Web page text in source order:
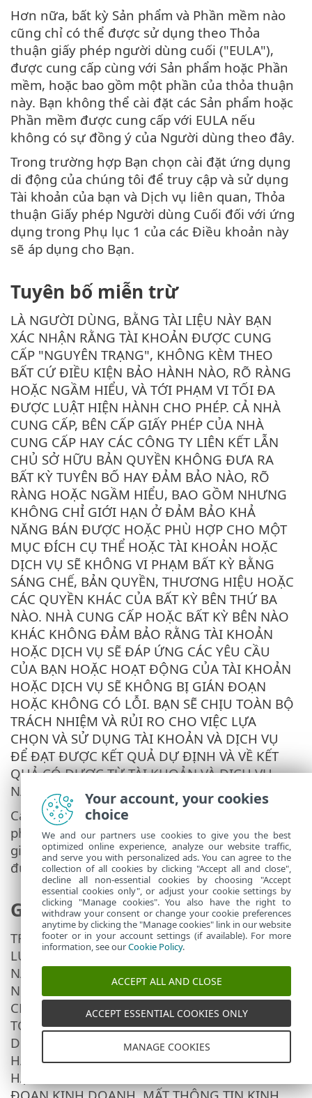
Hơn nữa, bất kỳ Sản phẩm và Phần mềm nào
cũng chỉ có thể được sử dụng theo Thỏa
thuận giấy phép người dùng cuối ("EULA"),
được cung cấp cùng với Sản phẩm hoặc Phần
mềm, hoặc bao gồm một phần của thỏa thuận
này. Bạn không thể cài đặt các Sản phẩm hoặc
Phần mềm được cung cấp với EULA nếu
không có sự đồng ý của Người dùng theo đây.
Trong trường hợp Bạn chọn cài đặt ứng dụng
di động của chúng tôi để truy cập và sử dụng
Tài khoản của bạn và Dịch vụ liên quan, Thỏa
thuận Giấy phép Người dùng Cuối đối với ứng
dụng trong Phụ lục 1 của các Điều khoản này
sẽ áp dụng cho Bạn.
Tuyên bố miễn trừ
LÀ NGƯỜI DÙNG, BẰNG TÀI LIỆU NÀY BẠN
XÁC NHẬN RẰNG TÀI KHOẢN ĐƯỢC CUNG
CẤP "NGUYÊN TRẠNG", KHÔNG KÈM THEO
BẤT CỨ ĐIỀU KIỆN BẢO HÀNH NÀO, RÕ RÀNG
HOẶC NGẦM HIỂU, VÀ TỚI PHẠM VI TỐI ĐA
ĐƯỢC LUẬT HIỆN HÀNH CHO PHÉP. CẢ NHÀ
CUNG CẤP, BÊN CẤP GIẤY PHÉP CỦA NHÀ
CUNG CẤP HAY CÁC CÔNG TY LIÊN KẾT LẪN
CHỦ SỞ HỮU BẢN QUYỀN KHÔNG ĐƯA RA
BẤT KỲ TUYÊN BỐ HAY ĐẢM BẢO NÀO, RÕ
RÀNG HOẶC NGẦM HIỂU, BAO GỒM NHƯNG
KHÔNG CHỈ GIỚI HẠN Ở ĐẢM BẢO KHẢ
NĂNG BÁN ĐƯỢC HOẶC PHÙ HỢP CHO MỘT
MỤC ĐÍCH CỤ THỂ HOẶC TÀI KHOẢN HOẶC
DỊCH VỤ SẼ KHÔNG VI PHẠM BẤT KỲ BẰNG
SÁNG CHẾ, BẢN QUYỀN, THƯƠNG HIỆU HOẶC
CÁC QUYỀN KHÁC CỦA BẤT KỲ BÊN THỨ BA
NÀO. NHÀ CUNG CẤP HOẶC BẤT KỲ BÊN NÀO
KHÁC KHÔNG ĐẢM BẢO RẰNG TÀI KHOẢN
HOẶC DỊCH VỤ SẼ ĐÁP ỨNG CÁC YÊU CẦU
CỦA BẠN HOẶC HOẠT ĐỘNG CỦA TÀI KHOẢN
HOẶC DỊCH VỤ SẼ KHÔNG BỊ GIÁN ĐOẠN
HOẶC KHÔNG CÓ LỖI. BẠN SẼ CHỊU TOÀN BỘ
TRÁCH NHIỆM VÀ RỦI RO CHO VIỆC LỰA
CHỌN VÀ SỬ DỤNG TÀI KHOẢN VÀ DỊCH VỤ
ĐỂ ĐẠT ĐƯỢC KẾT QUẢ DỰ ĐỊNH VÀ VỀ KẾT
QUẢ CÓ ĐƯỢC TỪ TÀI KHOẢN VÀ DỊCH VỤ
NÀY.
Các điều khoản này không tạo ra bất kỳ bổn
phận nào từ phía Nhà cung cấp và bên cấp
giấy phép của Nhà cung cấp ngoài những gì
được nêu ra cụ thể ở đây.
Giới hạn trách nhiệm pháp lý
TRONG CHỪNG MỰC TỐI ĐA CHO PHÉP THEO
LUẬT ÁP DỤNG, TRONG BẤT KỲ TRƯỜNG HỢP
NÀO NHÀ CUNG CẤP, CÁC NHÂN VIÊN CỦA
NHÀ CUNG CẤP HOẶC NHÀ THẦU SẼ KHÔNG
CHỊU TRÁCH NHIỆM PHÁP LÝ ĐỐI VỚI BẤT KỲ
TỔN THẤT LỢI NHUẬN, DOANH THU, KINH
DOANH, DỮ LIỆU NÀO HAY CHI PHÍ MUA
HÀNG HÓA HOẶC DỊCH VỤ THAY THẾ, THIỆT
HẠI TÀI SẢN, THƯƠNG TỔN VỀ NGƯỜI, GIÁN
Your account, your cookies
choice
We and our partners use cookies to give you the best
optimized online experience, analyze our website traffic,
and serve you with personalized ads. You can agree to the
collection of all cookies by clicking "Accept all and close",
decline all non-essential cookies by choosing "Accept
essential cookies only", or adjust your cookie settings by
clicking "Manage cookies". You also have the right to
withdraw your consent or change your cookie preferences
anytime by clicking the "Manage cookies" link in our website
footer or in your account settings (if available). For more
information, see ourCookie Policy.
ACCEPT ALL AND CLOSE
ACCEPT ESSENTIAL COOKIES ONLY
MANAGE COOKIES